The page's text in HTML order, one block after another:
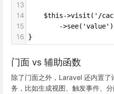
13
14
$this->visit('/
15
-
16 }
门面 vs 辅助函数
除了门面之外，Laravel 还内置了
务，比如生成视图、触发事件、